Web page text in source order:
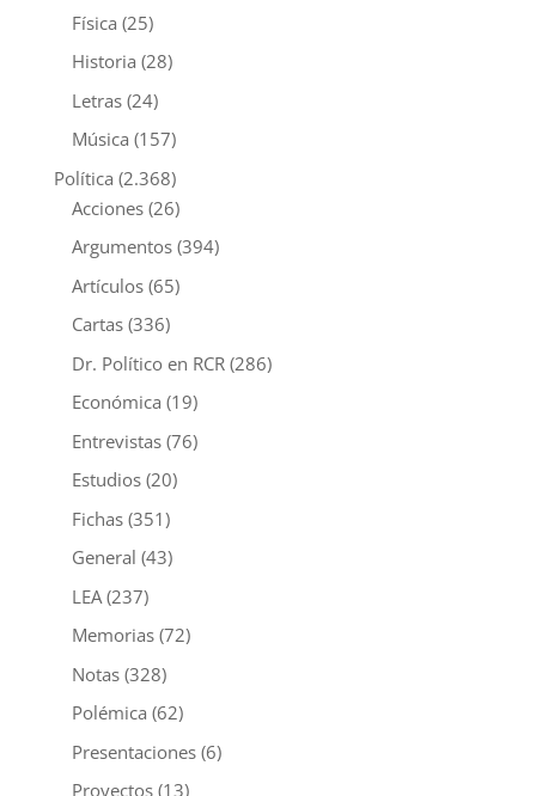
Física (25)
Historia (28)
Letras(24)
Música (157)
Política (2.368)
Acciones(26)
Argumentos(394)
Artículos(65)
Cartas(336)
Dr. Político en RCR(286)
Económica (19)
Entrevistas(76)
Estudios(20)
Fichas(351)
General (43)
LEA(237)
Memorias(72)
Notas(328)
Polémica (62)
Presentaciones(6)
Proyectos(13)